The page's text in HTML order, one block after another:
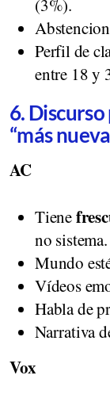
(3%).
Perfil de
entre 18 y
6.
“más
AC
Tiene
no sistema.
Mundo
Vídeos
Habla de
Narrativa
Vox